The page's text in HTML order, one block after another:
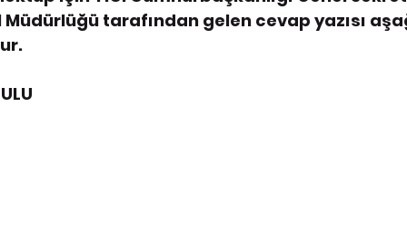
Müdürlüğü tarafından gelen cevap yazısı